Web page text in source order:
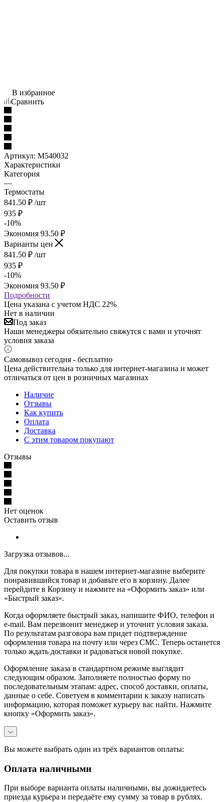
В избранное
Сравнить
Артикул: М540032
Характеристики
Категория
—
Термостаты
841.50 ₽ /шт
935 ₽
-10%
Экономия 93.50 ₽
Варианты цен
841.50 ₽ /шт
935 ₽
-10%
Экономия 93.50 ₽
Подробности
Цена указана с учетом НДС 22%
Нет в наличии
Под заказ
Наши менеджеры обязательно свяжутся с вами и уточнят
условия заказа
Самовывоз сегодня - бесплатно
Цена действительна только для интернет-магазина и может
отличаться от цен в розничных магазинах
Наличие
Отзывы
Как купить
Оплата
Доставка
С этим товаром покупают
Отзывы
Нет оценок
Оставить отзыв
Загрузка отзывов...
Для покупки товара в нашем интернет-магазине выберите
понравившийся товар и добавьте его в корзину. Далее
перейдите в Корзину и нажмите на «Оформить заказ» или
«Быстрый заказ».
Когда оформляете быстрый заказ, напишите ФИО, телефон и
e-mail. Вам перезвонит менеджер и уточнит условия заказа.
По результатам разговора вам придет подтверждение
оформления товара на почту или через СМС. Теперь останется
только ждать доставки и радоваться новой покупке.
Оформление заказа в стандартном режиме выглядит
следующим образом. Заполняете полностью форму по
последовательным этапам: адрес, способ доставки, оплаты,
данные о себе. Советуем в комментарии к заказу написать
информацию, которая поможет курьеру вас найти. Нажмите
кнопку «Оформить заказ».
Вы можете выбрать один из трёх вариантов оплаты:
Оплата наличными
При выборе варианта оплаты наличными, вы дожидаетесь
приезда курьера и передаёте ему сумму за товар в рублях.